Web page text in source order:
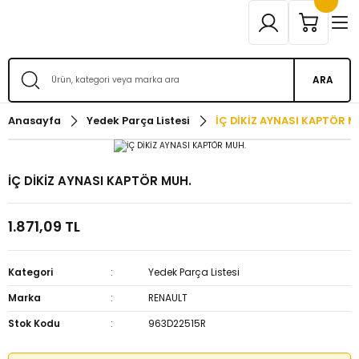
ARA
Anasayfa Yedek Parça Listesi İÇ DİKİZ AYNASI KAPTÖR
İÇ DİKİZ AYNASI KAPTÖR MUH.
1.871,09 TL
Kategori
Yedek Parça Listesi
Marka
RENAULT
Stok Kodu
963D22515R